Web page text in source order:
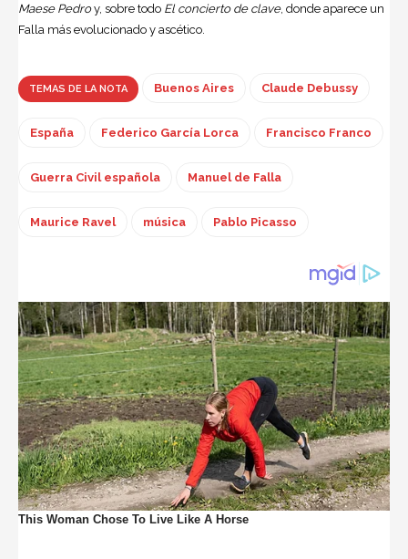
Maese Pedroy, sobre todo El concierto de clave, donde aparece un
Falla más evolucionado y ascético.
TEMAS DE LA NOTA Buenos Aires Claude Debussy
España Federico García Lorca Francisco Franco
Guerra Civil española Manuel de Falla
Maurice Ravel música Pablo Picasso